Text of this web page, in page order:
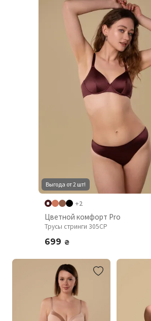
Выгода от 2 шт!
+2
Цветной комфорт Pro
Трусы стринги 305CP
699 ₴